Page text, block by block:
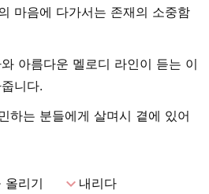
마음에 다가서는 존재의 소중함
아름다운 멜로디 라인이 듣는 이
니다.
하는 분들에게 살며시 곁에 있어
올리기 expand_more내리다